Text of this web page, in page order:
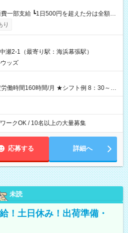
自己負担となります ★日払いOK！
その日に現金GET♪ お仕事後はコンビニ
り
瀬2-1（最寄り駅：海浜幕張駅）
ッズ
時間/月 ★シフト例 8：30～
ークOK / 10名以上の大量募集
応募する 詳細へ
未読
！土日休み！出荷準備・